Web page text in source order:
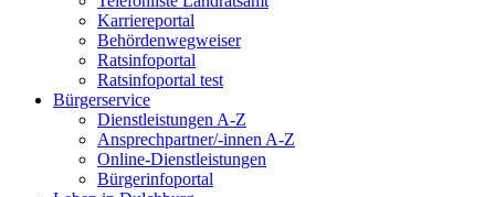
Karriereportal
Behördenwegweiser
Ratsinfoportal
Ratsinfoportal test
Bürgerservice
Dienstleistungen A-Z
Ansprechpartner/-innen A-Z
Online-Dienstleistungen
Bürgerinfoportal